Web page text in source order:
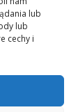
lub
lub
cechy i